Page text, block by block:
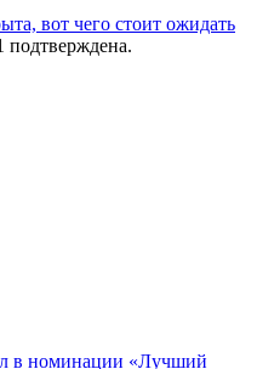
вот чего стоит ожидать
подтверждена.
в номинации «Лучший